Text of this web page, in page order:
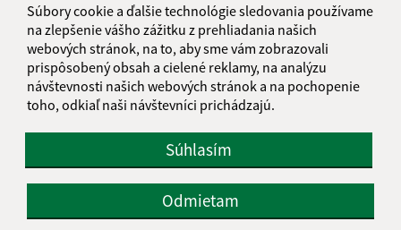
Súbory cookie a ďalšie technológie sledovania používame
na zlepšenie vášho zážitku z prehliadania našich
webových stránok, na to, aby sme vám zobrazovali
prispôsobený obsah a cielené reklamy, na analýzu
návštevnosti našich webových stránok a na pochopenie
toho, odkiaľ naši návštevníci prichádzajú.
Súhlasím
Odmietam